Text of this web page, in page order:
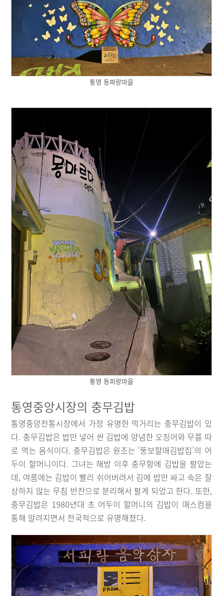
통영 동파랑마을
통영 동피랑마을
통영중앙시장의 충무김밥
통영중앙전통시장에서 가장 유명한 먹거리는 충무김밥이 있
다. 충무김밥은 밥만 넣어 싼 김밥에 양념한 오징어와 무를 따
로 먹는 음식이다. 충무김밥은 원조는 ‘뚱보할매김밥집’의 어
두이 할머니이다. 그녀는 해방 이후 충무항에 김밥을 팔았는
데, 여름에는 김밥이 빨리 쉬어버려서 김에 밥만 싸고 속은 잘
상하지 않는 무침 반찬으로 분리해서 팔게 되었고 한다. 또한,
충무김밥은 1980년대 초 어두이 할머니의 김밥이 매스컴을
통해 알려지면서 전국적으로 유명해졌다.